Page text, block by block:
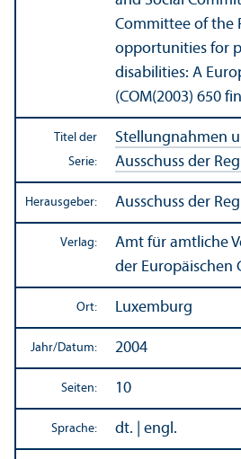
Committee of the
opportunities for
disabilities: A
(COM(2003) 650
Titel der
Serie:
Stellungnahmen
Ausschuss der
Herausgeber: Ausschuss der
Verlag:
Amt für amtliche
der Europäischen
Ort: Luxemburg
Jahr/Datum: 2004
Seiten: 10
Sprache: dt. | engl.